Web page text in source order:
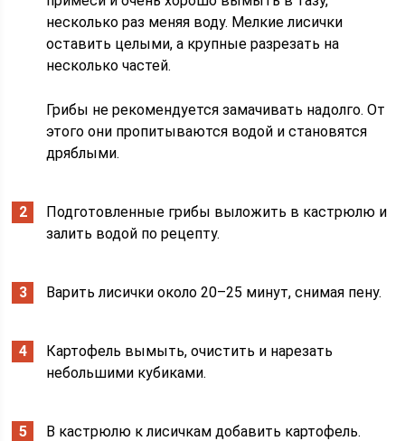
несколько раз меняя воду. Мелкие лисички
оставить целыми, а крупные разрезать на
несколько частей.
Грибы не рекомендуется замачивать надолго. От
этого они пропитываются водой и становятся
дряблыми.
Подготовленные грибы выложить в кастрюлю и
залить водой по рецепту.
Варить лисички около 20–25 минут, снимая пену.
Картофель вымыть, очистить и нарезать
небольшими кубиками.
В кастрюлю к лисичкам добавить картофель.